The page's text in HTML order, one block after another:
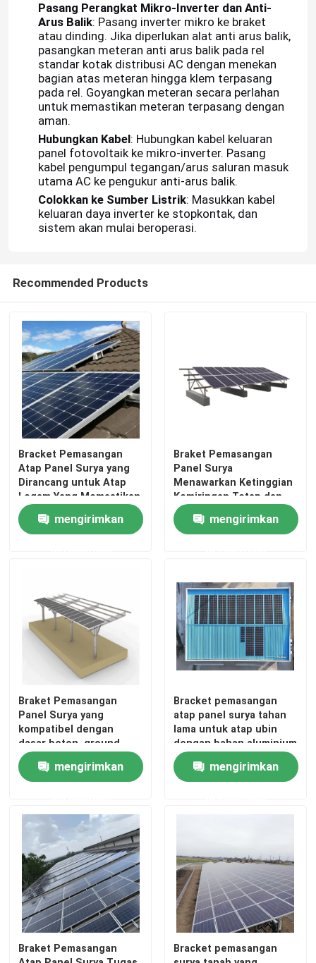
Produk
Video
Tentang kami
Tur Pabrik
Kontrol kualitas
Hubungi kami
Permintaan Penawaran
Sistem Pemasangan Panel Surya
Braket Pemasangan Panel Surya
Pasang Perangkat Mikro-Inverter dan Anti-
Arus Balik: Pasang inverter mikro ke braket
atau dinding. Jika diperlukan alat anti arus balik,
pasangkan meteran anti arus balik pada rel
standar kotak distribusi AC dengan menekan
bagian atas meteran hingga klem terpasang
pada rel. Goyangkan meteran secara perlahan
untuk memastikan meteran terpasang dengan
aman.
Hubungkan Kabel: Hubungkan kabel keluaran
panel fotovoltaik ke mikro-inverter. Pasang
kabel pengumpul tegangan/arus saluran masuk
utama AC ke pengukur anti-arus balik.
Colokkan ke Sumber Listrik: Masukkan kabel
keluaran daya inverter ke stopkontak, dan
sistem akan mulai beroperasi.
Recommended Products
Bracket Pemasangan
Atap Panel Surya yang
Dirancang untuk Atap
Logam Yang Memastikan
Pemasangan dan
Peningkatanmengirimkan
Braket Pemasangan
Panel Surya
Menawarkan Ketinggian
Kemiringan Tetap dan
Dapat Disesuaikan
dengan Desain Pra-
mengirimkan
Braket Pemasangan
Panel Surya yang
kompatibel dengan
dasar beton, ground
bumi, dan kemiringan,
menyediakan solusi
pemasangan serbaguna
mengirimkan
Bracket pemasangan
atap panel surya tahan
lama untuk atap ubin
dengan bahan aluminium
anodisasi dan
kompatibilitas dengan
berbagai panel
mengirimkan
Braket Pemasangan
Bracket pemasangan